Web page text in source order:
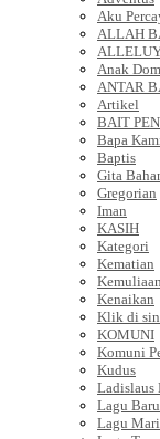
Aku
ALLAH
Anak
ANTAR
Artikel
BAIT
Bapa
Baptis
Gita
Gregorian
Iman
KASIH
Kategori
Kematian
Kemuliaan
Kenaikan
Klik di
KOMUNI
Komuni
Kudus
Ladislaus
Lagu Baru
Lagu